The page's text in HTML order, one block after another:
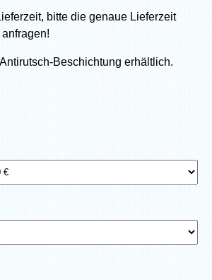
bitte die genaue Lieferzeit
Beschichtung erhältlich.